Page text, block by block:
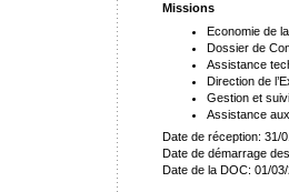
Missions
Economie de
Dossier de
Assistance
Direction de
Gestion et
Assistance
Date de réception: 31/
Date de démarrage
Date de la DOC: 01/